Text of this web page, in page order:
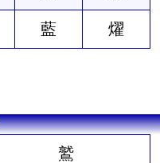
藍 燿
鷲